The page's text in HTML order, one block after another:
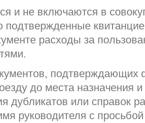
и не включаются в
подтвержденные
расходы за
подтверждающих
до места назначения
дубликатов или справок
руководителя с